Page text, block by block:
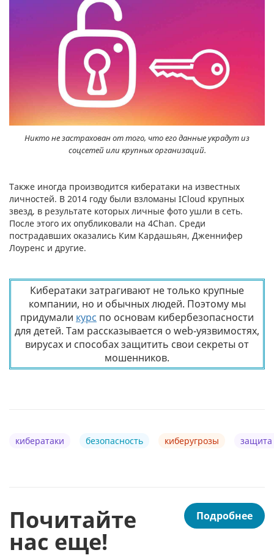
Никто не застрахован от того, что его данные украдут из
соцсетей или крупных организаций.
Также иногда производится кибератаки на известных
личностей. В 2014 году были взломаны ICloud крупных
звезд, в результате которых личные фото ушли в сеть.
После этого их опубликовали на 4Chan. Среди
пострадавших оказались Ким Кардашьян, Дженнифер
Лоуренс и другие.
Кибератаки затрагивают не только крупные
компании, но и обычных людей. Поэтому мы
придумали курс по основам кибербезопасности
для детей. Там рассказывается о web-уязвимостях,
вирусах и способах защитить свои секреты от
мошенников.
кибератаки безопасность киберугрозы
Почитайте
нас еще!
Подробнее